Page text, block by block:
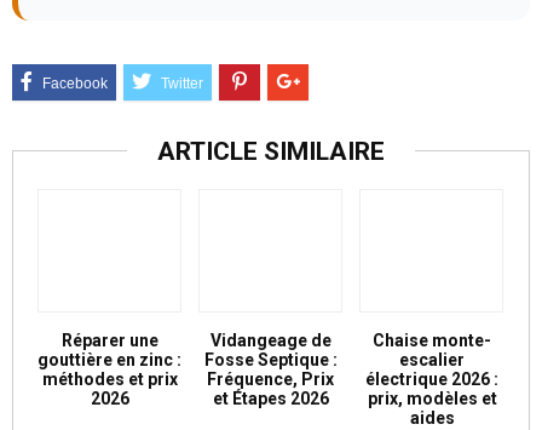
ARTICLE SIMILAIRE
Réparer une
gouttière en zinc :
méthodes et prix
2026
Vidangeage de
Fosse Septique :
Fréquence, Prix
et Étapes 2026
Chaise monte-
escalier
électrique 2026 :
prix, modèles et
aides